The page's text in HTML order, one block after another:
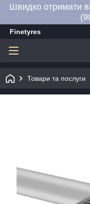
Швидко отримати
Finetyres
Товари та послуги